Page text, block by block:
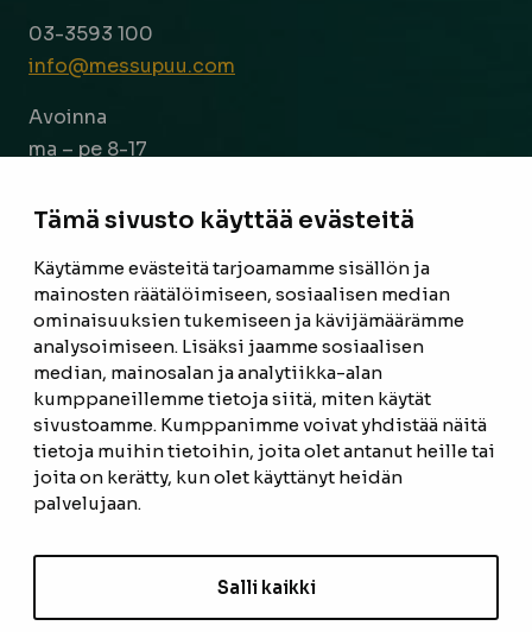
Tämä sivusto käyttää evästeitä
Käytämme evästeitä tarjoamamme sisällön ja
mainosten räätälöimiseen, sosiaalisen median
ominaisuuksien tukemiseen ja kävijämäärämme
analysoimiseen. Lisäksi jaamme sosiaalisen
median, mainosalan ja analytiikka-alan
kumppaneillemme tietoja siitä, miten käytät
sivustoamme. Kumppanimme voivat yhdistää näitä
tietoja muihin tietoihin, joita olet antanut heille tai
joita on kerätty, kun olet käyttänyt heidän
palvelujaan.
Salli kaikki
03-3593 100
info@messupuu.com
Avoinna
ma – pe 8-17
ETUSIVU
TUOTTEET
REFERENSSIT
OTA YHTEYTTÄ
TIETOSUOJASELOSTE
EVÄSTEASETUKSET